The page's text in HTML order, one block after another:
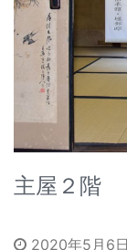
主屋２階
2020年5月6日